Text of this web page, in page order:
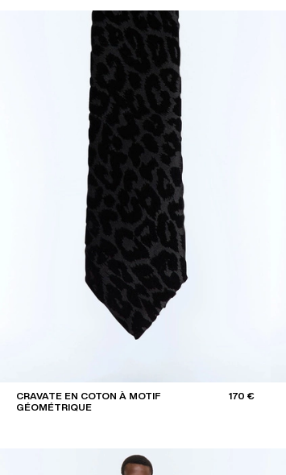
CRAVATE EN COTON À MOTIF
GÉOMÉTRIQUE
170 €